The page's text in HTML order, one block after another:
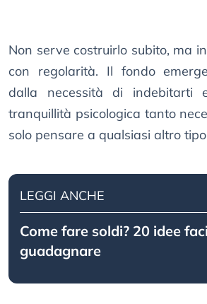
Non serve costruirlo subito, ma
con regolarità. Il fondo
dalla necessità di indebitarti
tranquillità psicologica tanto
solo pensare a qualsiasi altro
LEGGI ANCHE
Come fare soldi? 20 idee
guadagnare